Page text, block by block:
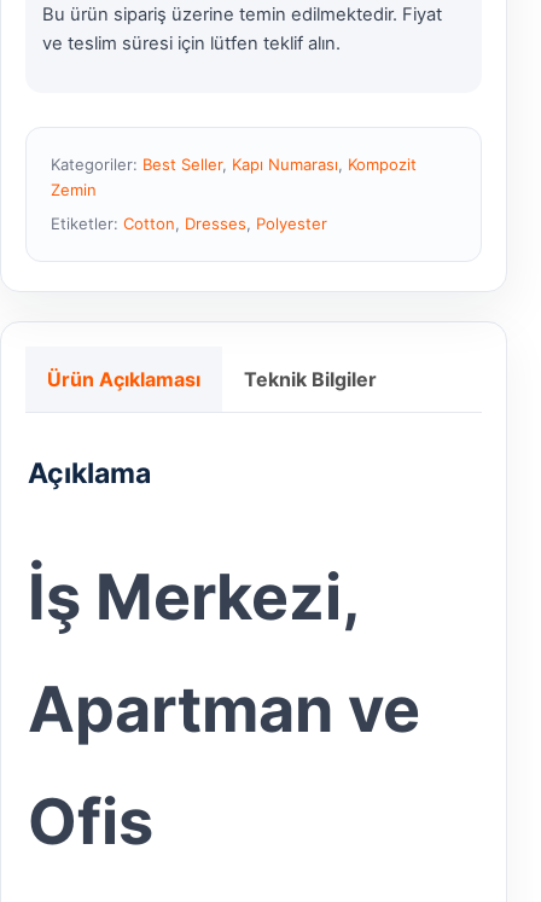
Bu ürün sipariş üzerine temin edilmektedir. Fiyat
ve teslim süresi için lütfen teklif alın.
Kategoriler: Best Seller, Kapı Numarası, Kompozit
Zemin
Etiketler: Cotton, Dresses, Polyester
Ürün Açıklaması Teknik Bilgiler
Açıklama
İş Merkezi,
Apartman ve
Ofis